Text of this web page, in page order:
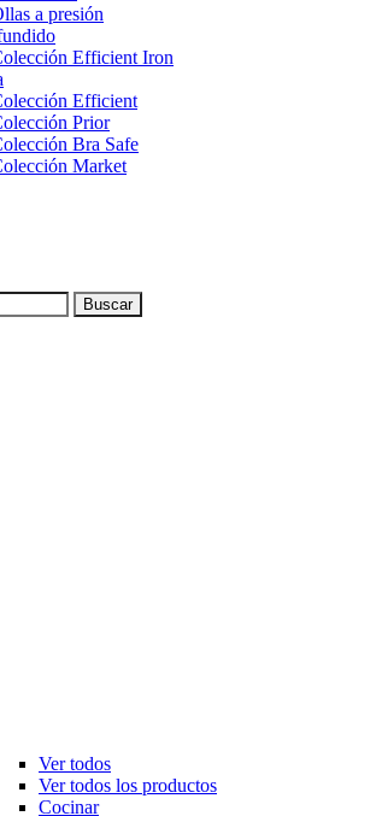
a presión
Efficient Iron
Efficient
Prior
Bra Safe
Market
Ver todos
Ver todos los productos
Cocinar